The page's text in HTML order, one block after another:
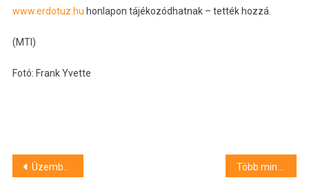
www.erdotuz.hu honlapon tájékozódhatnak – tették hozzá.
(MTI)
Fotó: Frank Yvette
Bejegyzés
Üzembe helyezték a párakapukat Szegeden